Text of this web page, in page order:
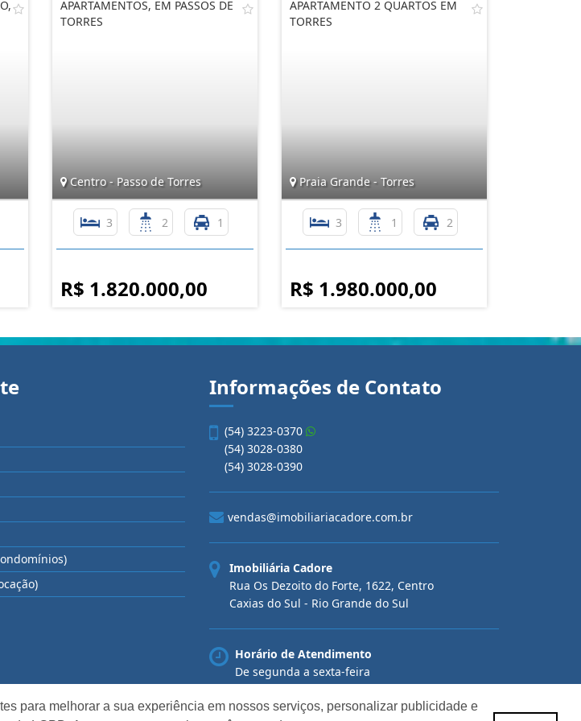
para melhorar a sua experiência em nossos serviços, personalizar publicidade e
APARTAMENTOS, EM PASSOS DE
TORRES
Centro - Passo de Torres
3 2 1
R$ 1.820.000,00
APARTAMENTO 2 QUARTOS EM
TORRES
Praia Grande - Torres
3 1 2
R$ 1.980.000,00
Informações de Contato
(54) 3223-0370
(54) 3028-0380
(54) 3028-0390
vendas@imobiliariacadore.com.br
Imobiliária Cadore
Rua Os Dezoito do Forte, 1622, Centro
Caxias do Sul - Rio Grande do Sul
Horário de Atendimento
De segunda a sexta-feira
Das 08:30 às 12:00 e das 13:30 às 18:00